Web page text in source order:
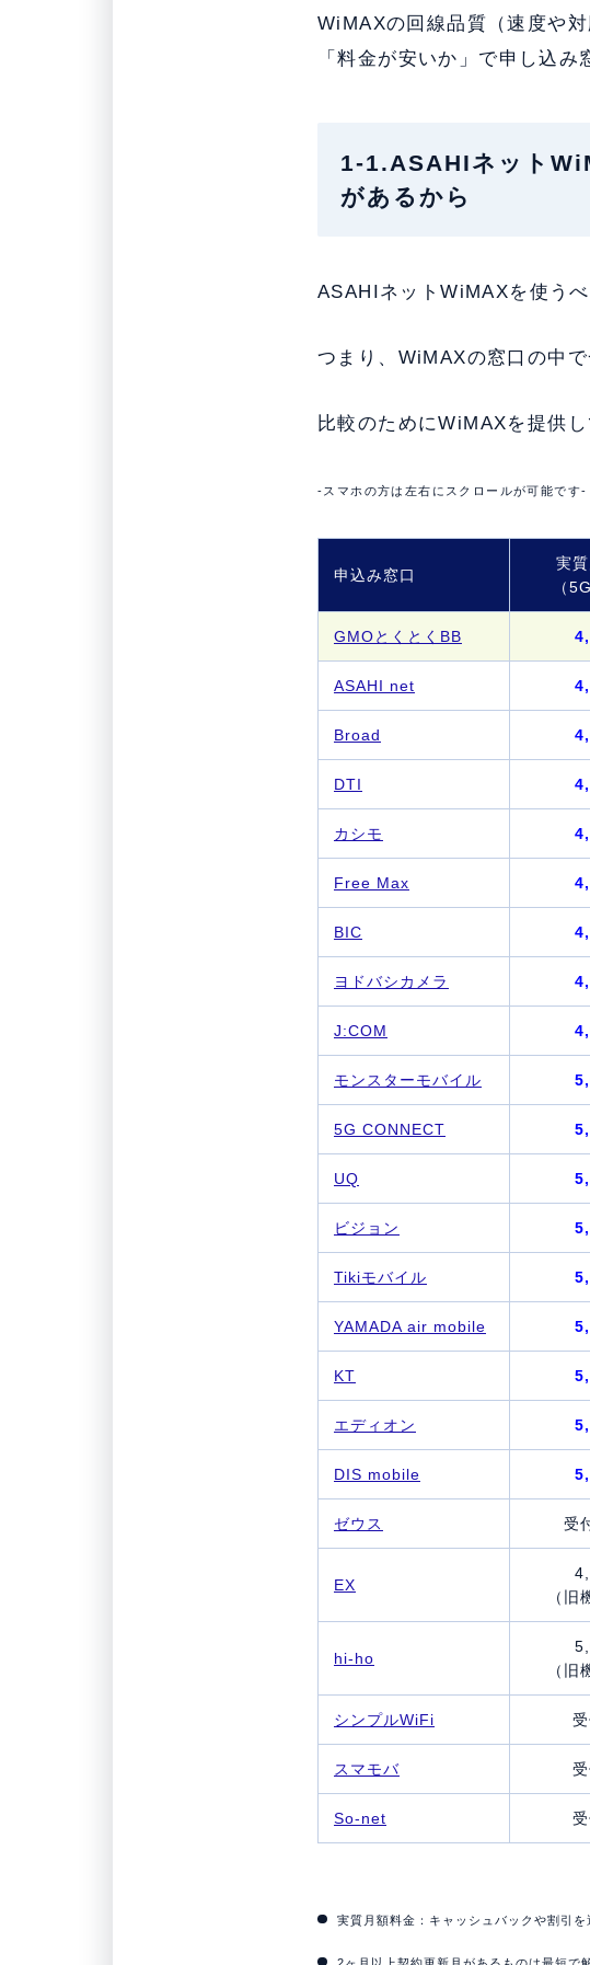
WiMAXの回線品質（速度や
「料金が安いか」で申し込み
1-1.ASAHIネット
があるから
ASAHIネットWiMAXを使う
つまり、WiMAXの窓口の中
比較のためにWiMAXを提供
-スマホの方は左右にスクロールが可能です-
申込み窓口
実
（
GMOとくとくBB
ASAHI net
Broad
DTI
カシモ
Free Max
BIC
ヨドバシカメラ
J:COM
モンスターモバイル
5G CONNECT
UQ
ビジョン
Tikiモバイル
YAMADA air mobile
KT
エディオン
DIS mobile
ゼウス 受
EX
（旧
hi-ho
（旧
シンプルWiFi
スマモバ
So-net
実質月額料金：キャッシュバックや割引